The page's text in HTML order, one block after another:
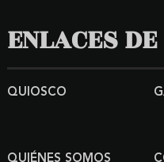
ENLACES
QUIOSCO
QUIÉNES SOMOS